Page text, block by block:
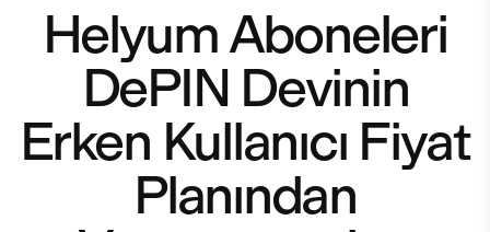
Helyum Aboneleri
DePIN Devinin
Erken Kullanıcı Fiyat
Planından